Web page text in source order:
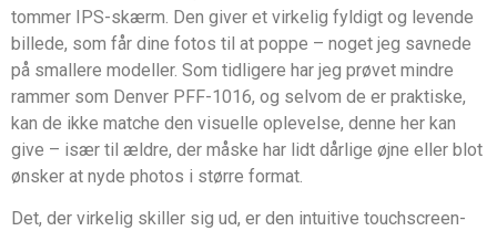
tommer IPS-skærm. Den giver et virkelig fyldigt og levende
billede, som får dine fotos til at poppe – noget jeg savnede
på smallere modeller. Som tidligere har jeg prøvet mindre
rammer som Denver PFF-1016, og selvom de er praktiske,
kan de ikke matche den visuelle oplevelse, denne her kan
give – især til ældre, der måske har lidt dårlige øjne eller blot
ønsker at nyde photos i større format.
Det, der virkelig skiller sig ud, er den intuitive touchscreen-